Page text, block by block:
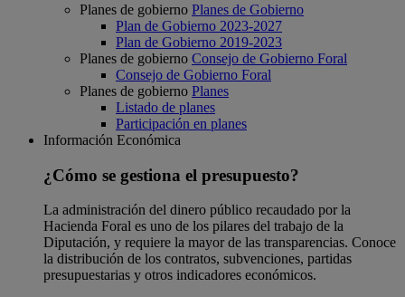
Planes de gobierno Planes de Gobierno
Plan de Gobierno 2023-2027
Plan de Gobierno 2019-2023
Planes de gobierno Consejo de Gobierno Foral
Consejo de Gobierno Foral
Planes de gobierno Planes
Listado de planes
Participación en planes
Información Económica
¿Cómo se gestiona el presupuesto?
La administración del dinero público recaudado por la
Hacienda Foral es uno de los pilares del trabajo de la
Diputación, y requiere la mayor de las transparencias. Conoce
la distribución de los contratos, subvenciones, partidas
presupuestarias y otros indicadores económicos.